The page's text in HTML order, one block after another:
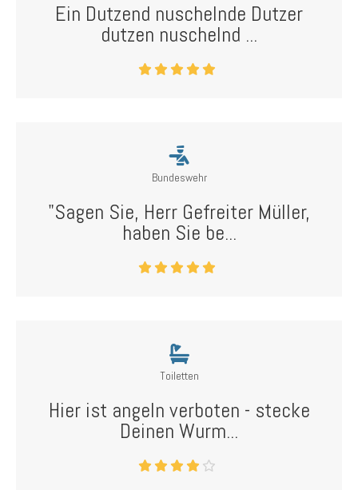
Ein Dutzend nuschelnde Dutzer
dutzen nuschelnd ...
Bundeswehr
"Sagen Sie, Herr Gefreiter Müller,
haben Sie be...
Toiletten
Hier ist angeln verboten - stecke
Deinen Wurm...